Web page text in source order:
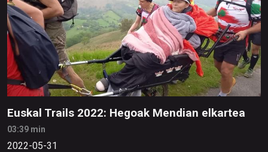
Euskal Trails 2022: Hegoak Mendian elkartea
03:39 min
2022-05-31